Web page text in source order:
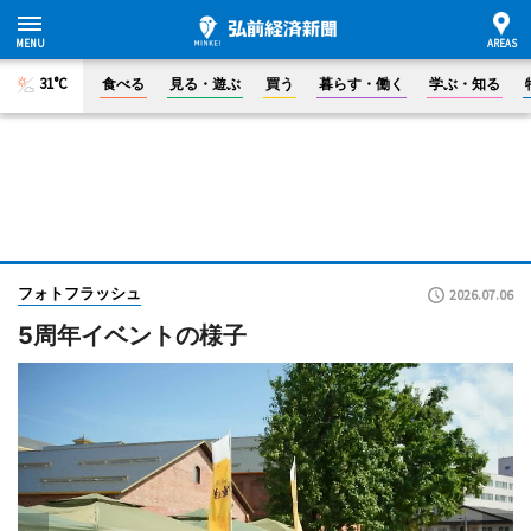
31°C 食べる 見る・遊ぶ 買う 暮らす・働く 学ぶ・知る
フォトフラッシュ 2026.07.06
5周年イベントの様子